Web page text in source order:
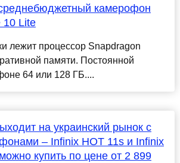
камерофон
10 Lite
лежит процессор Snapdragon
памяти. Постоянной
64 или 128 ГБ....
на украинский рынок с
– Infinix HOT 11s и Infinix
купить по цене от 2 899